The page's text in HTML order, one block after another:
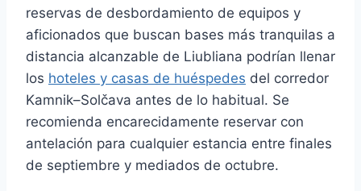
reservas de desbordamiento de equipos y
aficionados que buscan bases más tranquilas a
distancia alcanzable de Liubliana podrían llenar
los hoteles y casas de huéspedes del corredor
Kamnik–Solčava antes de lo habitual. Se
recomienda encarecidamente reservar con
antelación para cualquier estancia entre finales
de septiembre y mediados de octubre.